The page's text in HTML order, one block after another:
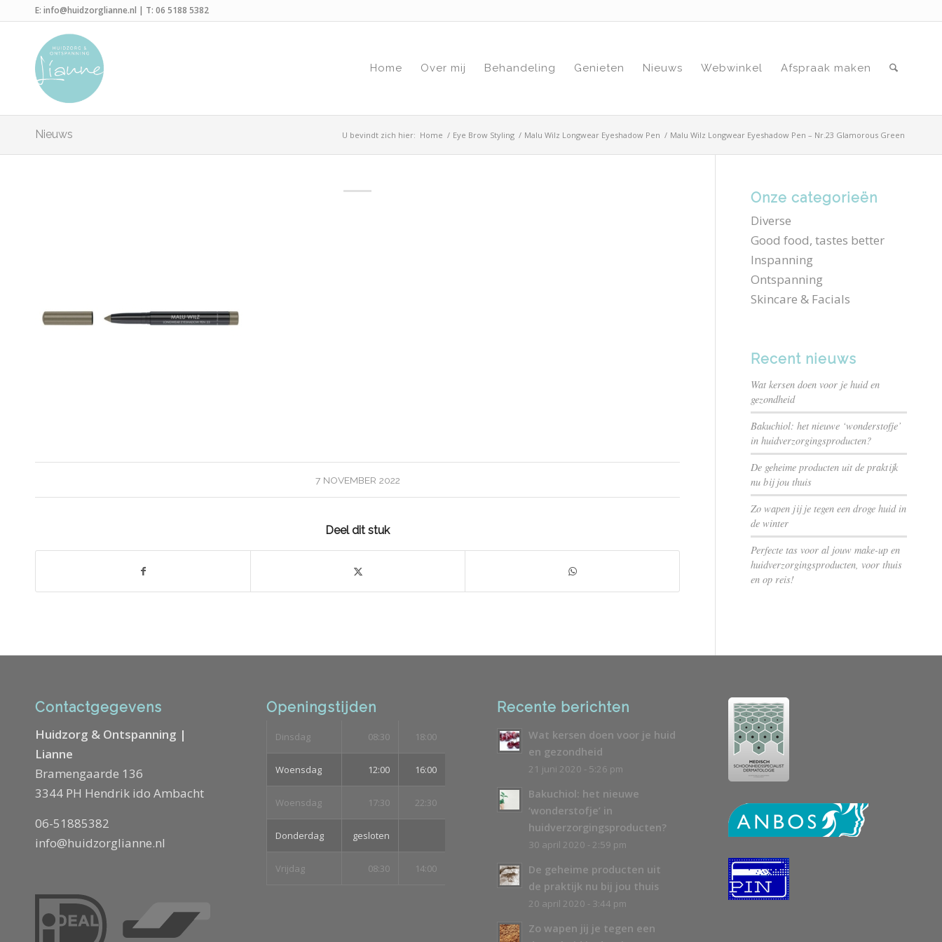
E: info@huidzorglianne.nl | T: 06 5188 5382
Home Over mij Behandeling Genieten Nieuws Webwinkel Afspraak maken
Nieuws U bevindt zich hier: Home / Eye Brow Styling / Malu Wilz Longwear Eyeshadow Pen / Malu Wilz Longwear Eyeshadow Pen – Nr.23 Glamorous Green
7 NOVEMBER 2022
Deel dit stuk
Onze categorieën
Diverse
Good food, tastes better
Inspanning
Ontspanning
Skincare & Facials
Recent nieuws
Wat kersen doen voor je huid en
gezondheid
Bakuchiol: het nieuwe ‘wonderstofje’
in huidverzorgingsproducten?
De geheime producten uit de praktijk
nu bij jou thuis
Zo wapen jij je tegen een droge huid in
de winter
Perfecte tas voor al jouw make-up en
huidverzorgingsproducten, voor thuis
en op reis!
Contactgegevens
Huidzorg & Ontspanning |
Lianne
Bramengaarde 136
3344 PH Hendrik ido Ambacht
06-51885382
info@huidzorglianne.nl
Openingstijden
Dinsdag 08:30 18:00
Woensdag 12:00 16:00
Woensdag 17:30 22:30
Donderdag gesloten
Vrijdag 08:30 14:00
Recente berichten
Wat kersen doen voor je huid
en gezondheid
21 juni 2020 - 5:26 pm
Bakuchiol: het nieuwe
‘wonderstofje’ in
huidverzorgingsproducten?
30 april 2020 - 2:59 pm
De geheime producten uit
de praktijk nu bij jou thuis
20 april 2020 - 3:44 pm
Zo wapen jij je tegen een